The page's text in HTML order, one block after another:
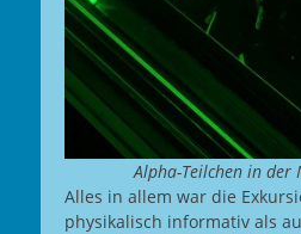
Alpha-Teilchen in der
Alles in allem war die
physikalisch informativ als